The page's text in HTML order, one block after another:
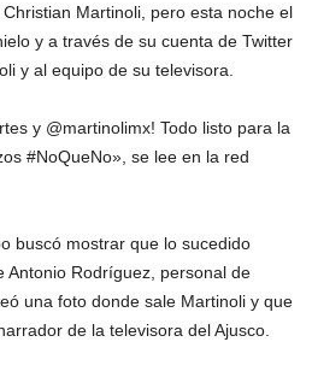
Martinoli, pero esta noche el
y a través de su cuenta de Twitter
y al equipo de su televisora.
y @martinolimx! Todo listo para la
#NoQueNo», se lee en la red
buscó mostrar que lo sucedido
Antonio Rodríguez, personal de
una foto donde sale Martinoli y que
de la televisora del Ajusco.